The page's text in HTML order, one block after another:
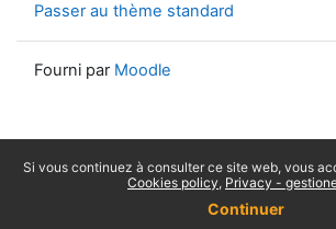
Passer au thème standard
Fourni par Moodle
Si vous continuez à consulter ce site web, vous
Cookies policy Privacy -
Continuer